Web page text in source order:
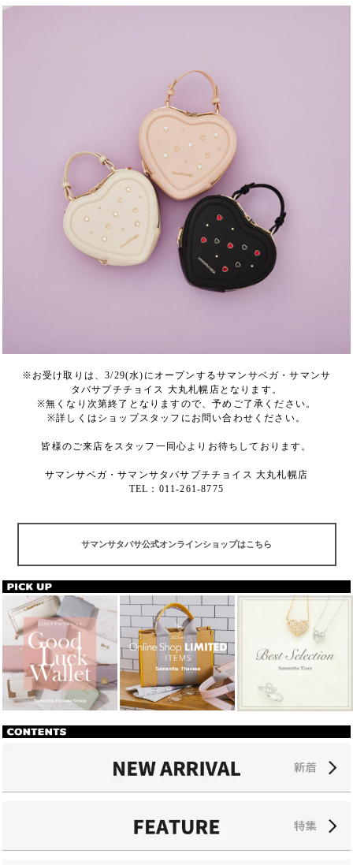
※お受け取りは、3/29(水)にオープンするサマンサベガ・サマンサ
タバサプチチョイス 大丸札幌店となります。
※無くなり次第終了となりますので、予めご了承ください。
※詳しくはショップスタッフにお問い合わせください。
皆様のご来店をスタッフ一同心よりお待ちしております。
サマンサベガ・サマンサタバサプチチョイス 大丸札幌店
TEL：011-261-8775
サマンサタバサ公式オンラインショップはこちら